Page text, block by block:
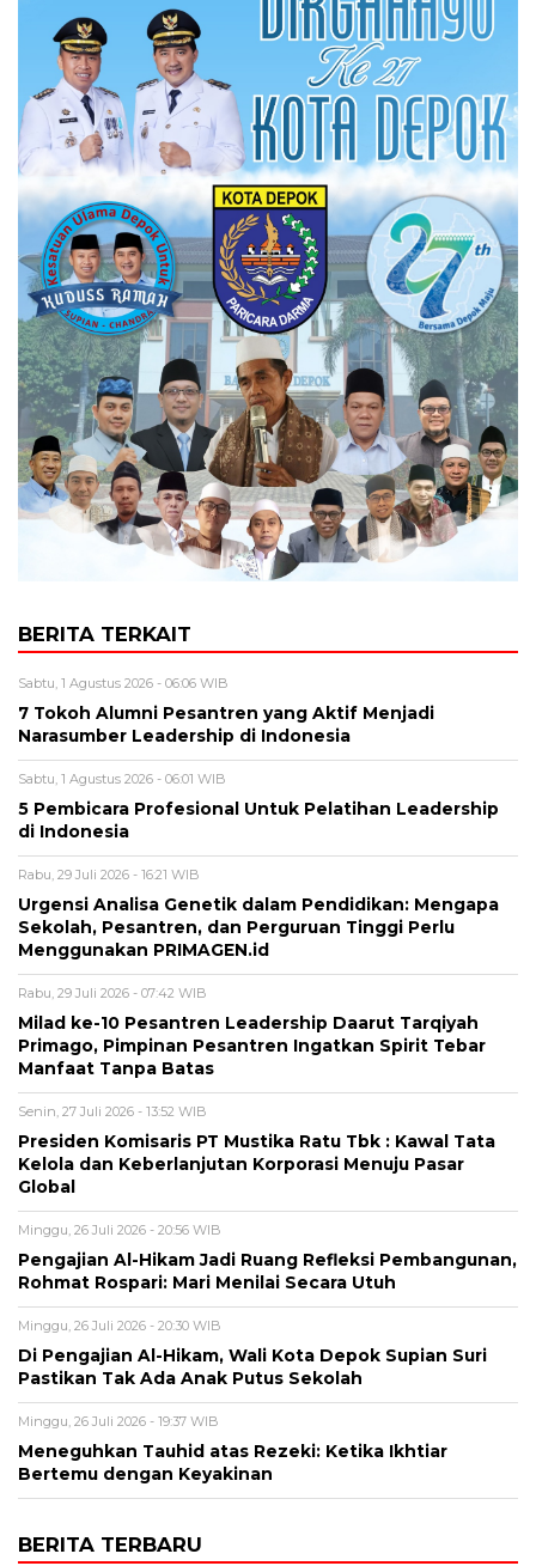
BERITA TERKAIT
Sabtu, 1 Agustus 2026 - 06:06 WIB
7 Tokoh Alumni Pesantren yang Aktif Menjadi
Narasumber Leadership di Indonesia
Sabtu, 1 Agustus 2026 - 06:01 WIB
5 Pembicara Profesional Untuk Pelatihan Leadership
di Indonesia
Rabu, 29 Juli 2026 - 16:21 WIB
Urgensi Analisa Genetik dalam Pendidikan: Mengapa
Sekolah, Pesantren, dan Perguruan Tinggi Perlu
Menggunakan PRIMAGEN.id
Rabu, 29 Juli 2026 - 07:42 WIB
Milad ke-10 Pesantren Leadership Daarut Tarqiyah
Primago, Pimpinan Pesantren Ingatkan Spirit Tebar
Manfaat Tanpa Batas
Senin, 27 Juli 2026 - 13:52 WIB
Presiden Komisaris PT Mustika Ratu Tbk : Kawal Tata
Kelola dan Keberlanjutan Korporasi Menuju Pasar
Global
Minggu, 26 Juli 2026 - 20:56 WIB
Pengajian Al-Hikam Jadi Ruang Refleksi Pembangunan,
Rohmat Rospari: Mari Menilai Secara Utuh
Minggu, 26 Juli 2026 - 20:30 WIB
Di Pengajian Al-Hikam, Wali Kota Depok Supian Suri
Pastikan Tak Ada Anak Putus Sekolah
Minggu, 26 Juli 2026 - 19:37 WIB
Meneguhkan Tauhid atas Rezeki: Ketika Ikhtiar
Bertemu dengan Keyakinan
BERITA TERBARU